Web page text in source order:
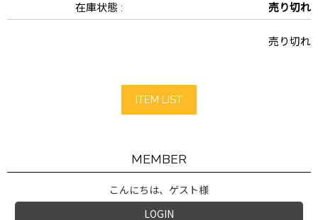
在庫状態 : 売り切れ
売り切れ
ITEM LIST
MEMBER
こんにちは、ゲスト様
LOGIN